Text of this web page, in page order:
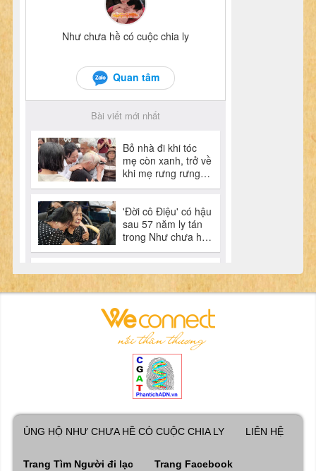
ỦNG HỘ NHƯ CHƯA HỀ CÓ CUỘC CHIA LY LIÊN HỆ
Trang Tìm Người đi lạc Trang Facebook